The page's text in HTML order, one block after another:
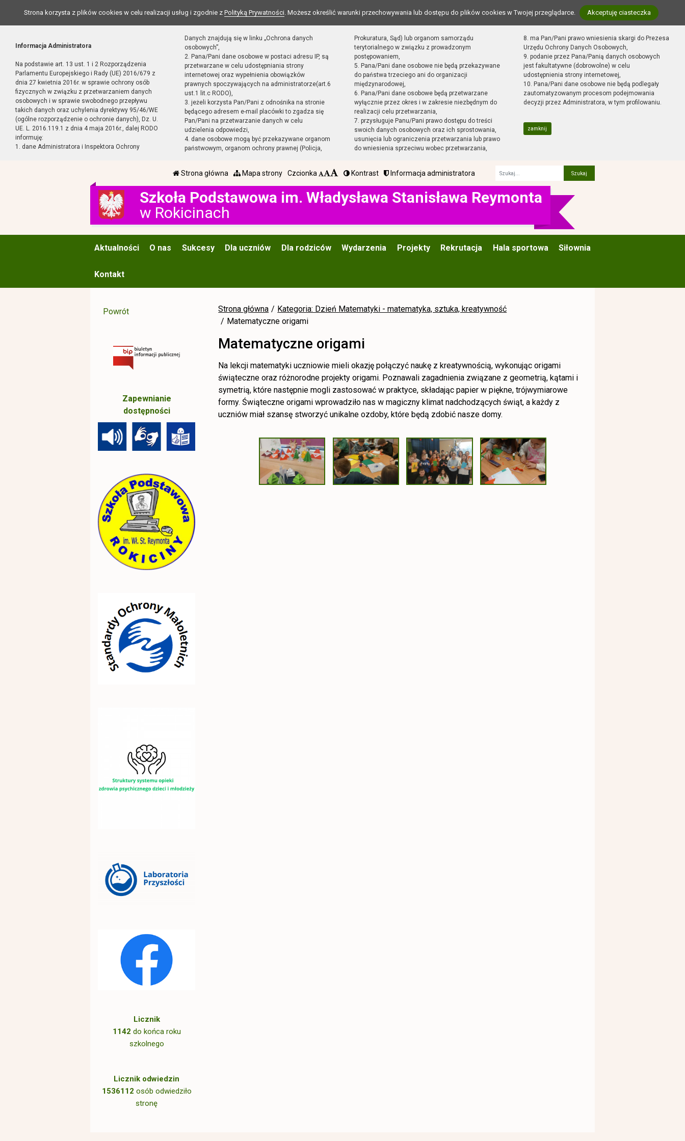
Strona korzysta z plików cookies w celu realizacji usług i zgodnie z Polityką Prywatności. Możesz określić warunki przechowywania lub dostępu do plików cookies w Twojej przeglądarce. Akceptuję ciasteczka
Informacja Administratora
Na podstawie art. 13 ust. 1 i 2 Rozporządzenia
Parlamentu Europejskiego i Rady (UE) 2016/679 z
dnia 27 kwietnia 2016r. w sprawie ochrony osób
fizycznych w związku z przetwarzaniem danych
osobowych i w sprawie swobodnego przepływu
takich danych oraz uchylenia dyrektywy 95/46/WE
(ogólne rozporządzenie o ochronie danych), Dz. U.
UE. L. 2016.119.1 z dnia 4 maja 2016r., dalej RODO
informuję:
1. dane Administratora i Inspektora Ochrony
Danych znajdują się w linku „Ochrona danych
osobowych”,
2. Pana/Pani dane osobowe w postaci adresu IP, są
przetwarzane w celu udostępniania strony
internetowej oraz wypełnienia obowiązków
prawnych spoczywających na administratorze(art.6
ust.1 lit.c RODO),
3. jeżeli korzysta Pan/Pani z odnośnika na stronie
będącego adresem e-mail placówki to zgadza się
Pan/Pani na przetwarzanie danych w celu
udzielenia odpowiedzi,
4. dane osobowe mogą być przekazywane organom
państwowym, organom ochrony prawnej (Policja,
Prokuratura, Sąd) lub organom samorządu
terytorialnego w związku z prowadzonym
postępowaniem,
5. Pana/Pani dane osobowe nie będą przekazywane
do państwa trzeciego ani do organizacji
międzynarodowej,
6. Pana/Pani dane osobowe będą przetwarzane
wyłącznie przez okres i w zakresie niezbędnym do
realizacji celu przetwarzania,
7. przysługuje Panu/Pani prawo dostępu do treści
swoich danych osobowych oraz ich sprostowania,
usunięcia lub ograniczenia przetwarzania lub prawo
do wniesienia sprzeciwu wobec przetwarzania,
8. ma Pan/Pani prawo wniesienia skargi do Prezesa
Urzędu Ochrony Danych Osobowych,
9. podanie przez Pana/Panią danych osobowych
jest fakultatywne (dobrowolne) w celu
udostępnienia strony internetowej,
10. Pana/Pani dane osobowe nie będą podlegały
zautomatyzowanym procesom podejmowania
decyzji przez Administratora, w tym profilowaniu.
zamknij
Strona główna Mapa strony Czcionka Kontrast Informacja administratora
Szkoła Podstawowa im. Władysława Stanisława Reymonta
w Rokicinach
Aktualności O nas Sukcesy Dla uczniów Dla rodziców Wydarzenia Projekty Rekrutacja Hala sportowa Siłownia
Kontakt
Strona główna
Kategoria: Dzień Matematyki - matematyka, sztuka, kreatywność
Matematyczne origami
Matematyczne origami
Na lekcji matematyki uczniowie mieli okazję połączyć naukę z kreatywnością, wykonując origami
świąteczne oraz różnorodne projekty origami. Poznawali zagadnienia związane z geometrią, kątami i
symetrią, które następnie mogli zastosować w praktyce, składając papier w piękne, trójwymiarowe
formy. Świąteczne origami wprowadziło nas w magiczny klimat nadchodzących świąt, a każdy z
uczniów miał szansę stworzyć unikalne ozdoby, które będą zdobić nasze domy.
Powrót
Zapewnianie
dostępności
Licznik
1142 do końca roku
szkolnego
Licznik odwiedzin
1536112 osób odwiedziło
stronę